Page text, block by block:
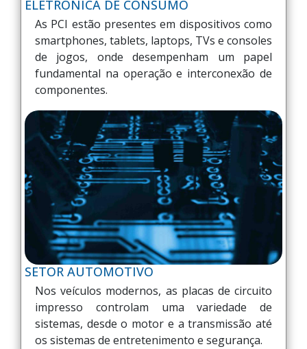
ELETRÔNICA DE CONSUMO
As PCI estão presentes em dispositivos como
smartphones, tablets, laptops, TVs e consoles
de jogos, onde desempenham um papel
fundamental na operação e interconexão de
componentes.
SETOR AUTOMOTIVO
Nos veículos modernos, as placas de circuito
impresso controlam uma variedade de
sistemas, desde o motor e a transmissão até
os sistemas de entretenimento e segurança.